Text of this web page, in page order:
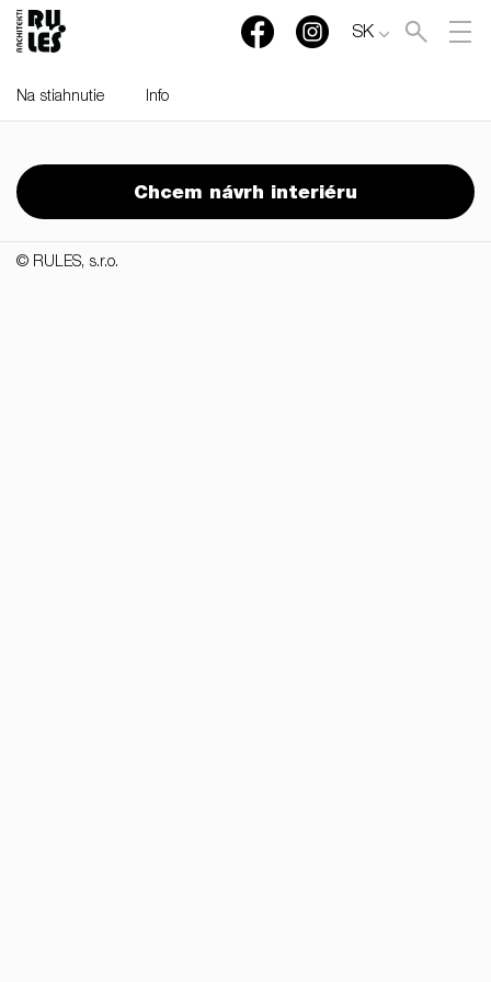
SK
Na stiahnutie Info
Chcem návrh interiéru
RULES, s.r.o., Klincová
37/B, 821 08 Bratislava,
Slovensko
© RULES, s.r.o.